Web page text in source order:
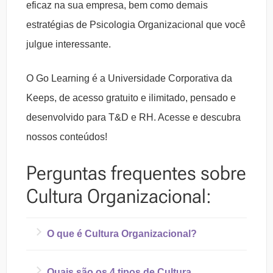
eficaz na sua empresa, bem como demais
estratégias de Psicologia Organizacional que você
julgue interessante.
O Go Learning é a Universidade Corporativa da
Keeps, de acesso gratuito e ilimitado, pensado e
desenvolvido para T&D e RH. Acesse e descubra
nossos conteúdos!
Perguntas frequentes sobre
Cultura Organizacional:
O que é Cultura Organizacional?
Cultura Organizacional, ou ainda Cultura